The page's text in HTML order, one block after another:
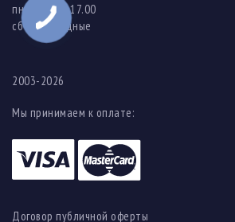
пн-пт: 8.00-17.00
cб-вс: выходные
2003-2026
Мы принимаем к оплате:
Договор публичной оферты